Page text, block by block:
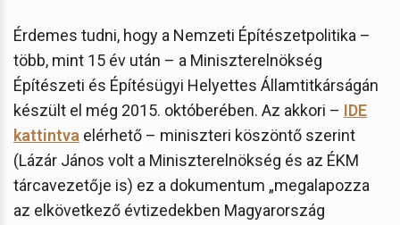
Érdemes tudni, hogy a Nemzeti Építészetpolitika –
több, mint 15 év után – a Miniszterelnökség
Építészeti és Építésügyi Helyettes Államtitkárságán
készült el még 2015. októberében. Az akkori – IDE
kattintva elérhető – miniszteri köszöntő szerint
(Lázár János volt a Miniszterelnökség és az ÉKM
tárcavezetője is) ez a dokumentum „megalapozza
az elkövetkező évtizedekben Magyarország